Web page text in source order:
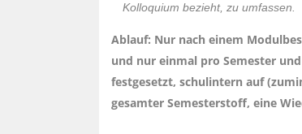
Kolloquium bezieht, zu umfassen.
Ablauf: Nur nach einem
und nur einmal pro Semester
festgesetzt, schulintern auf
gesamter Semesterstoff, eine